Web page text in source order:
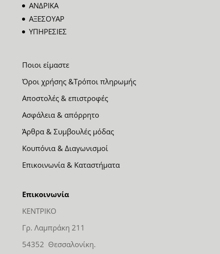
ΑΝΔΡΙΚΑ
ΑΞΕΣΟΥΑΡ
ΥΠΗΡΕΣΙΕΣ
Ποιοι είμαστε
Όροι χρήσης &Τρόποι πληρωμής
Αποστολές & επιστροφές
Ασφάλεια & απόρρητο
Άρθρα & Συμβουλές μόδας
Κουπόνια & Διαγωνισμοί
Επικοινωνία & Καταστήματα
Επικοινωνία
ΚΕΝΤΡΙΚΟ
Γρ. Λαμπράκη 211
54352 Θεσσαλονίκη.